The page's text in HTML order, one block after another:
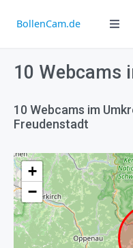
BollenCam.de
10 Webcams
10 Webcams im
Freudenstadt
+
−